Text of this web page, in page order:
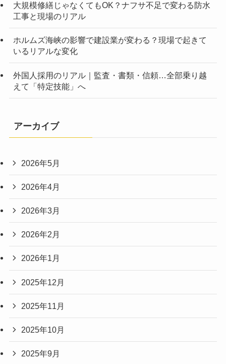
大規模修繕じゃなくてもOK？ナフサ不足で変わる防水
工事と現場のリアル
ホルムズ海峡の影響で建設業が変わる？現場で起きて
いるリアルな変化
外国人採用のリアル｜監査・書類・信頼…全部乗り越
えて「特定技能」へ
アーカイブ
2026年5月
2026年4月
2026年3月
2026年2月
2026年1月
2025年12月
2025年11月
2025年10月
2025年9月